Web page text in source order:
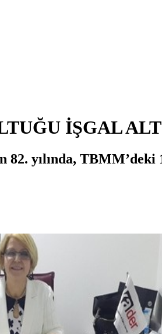
İŞGAL
82. yılında,